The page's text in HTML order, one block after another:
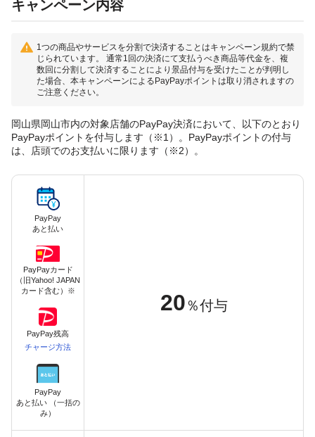
キャンペーン内容
1つの商品やサービスを分割で決済することはキャンペーン規約で禁
じられています。 通常1回の決済にて支払うべき商品等代金を、複
数回に分割して決済することにより景品付与を受けたことが判明し
た場合、本キャンペーンによるPayPayポイントは取り消されますの
ご注意ください。
岡山県岡山市内の対象店舗のPayPay決済において、以下のとおり
PayPayポイントを付与します（※1）。PayPayポイントの付与
は、店頭でのお支払いに限ります（※2）。
PayPay
あと払い
PayPayカード
（旧Yahoo! JAPAN
カード含む）※
PayPay残高
チャージ方法
PayPay
あと払い （一括の
み）
20 ％付与